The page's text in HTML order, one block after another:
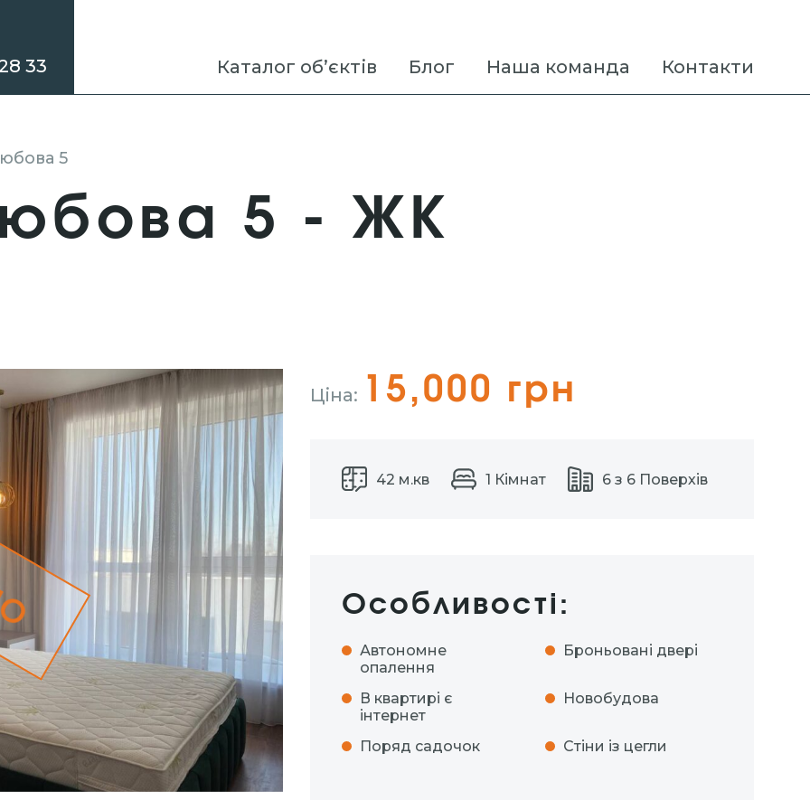
33 Каталог об’єктів Блог Наша команда Контакти
5
5 - ЖК
Ціна: 15,000 грн
42 м.кв 1 Кімнат 6 з 6 Поверхів
Особливості:
Автономне
опалення
Броньовані двері
В квартирі є
інтернет
Новобудова
Поряд садочок Стіни із цегли